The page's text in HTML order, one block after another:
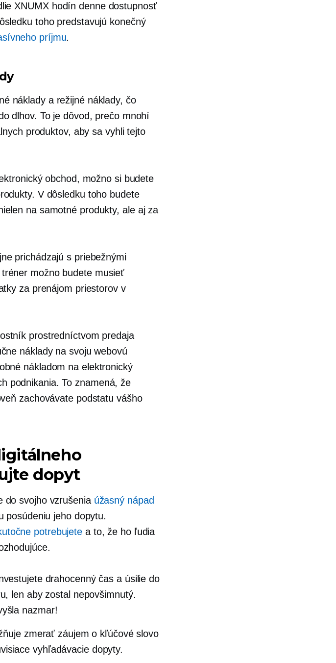
XNUMX hodín dennedostupnosť
toho predstavujú konečný
príjmu.
náklady a režijné náklady, čo
dlhov. To je dôvod, prečo mnohí
produktov, aby sa vyhli tejto
obchod, možno si budete
V dôsledku toho budete
na samotné produkty, ale aj za
prichádzajú s priebežnými
možno budete musieť
za prenájom priestorov v
prostredníctvom predaja
náklady na svoju webovú
nákladom na elektronický
podnikania. To znamená, že
zachovávate podstatu vášho
dopyt
do svojho vzrušenia úžasný nápad
posúdeniu jeho dopytu.
potrebujete a to, že ho ľudia
drahocenný čas a úsilie do
len aby zostal nepovšimnutý.
nazmar!
zmerať záujem o kľúčové slovo
vyhľadávacie dopyty.